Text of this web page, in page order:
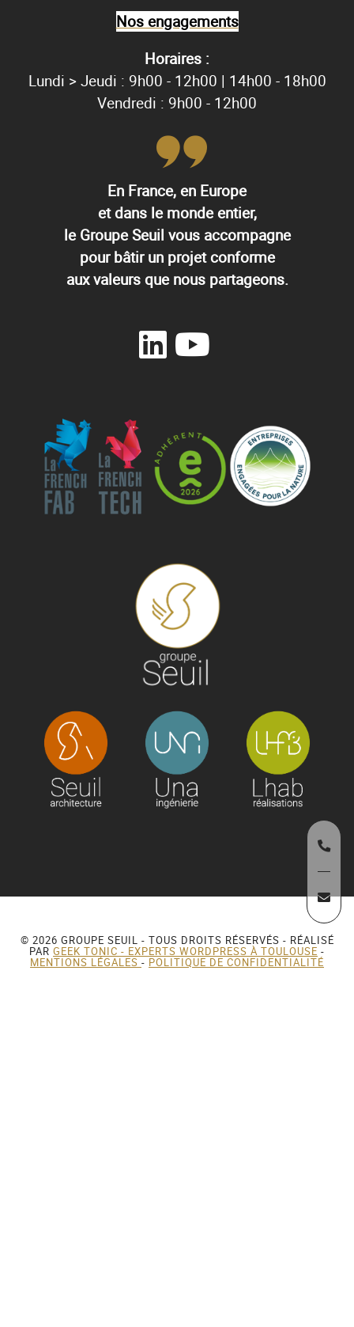
Nos engagements
Horaires :
Lundi > Jeudi : 9h00 - 12h00 | 14h00 - 18h00
Vendredi : 9h00 - 12h00
En France, en Europe
et dans le monde entier,
le Groupe Seuil vous accompagne
pour bâtir un projet conforme
aux valeurs que nous partageons.
© 2026 GROUPE SEUIL - TOUS DROITS RÉSERVÉS - RÉALISÉ
PAR GEEK TONIC - EXPERTS WORDPRESS À TOULOUSE -
MENTIONS LÉGALES - POLITIQUE DE CONFIDENTIALITÉ